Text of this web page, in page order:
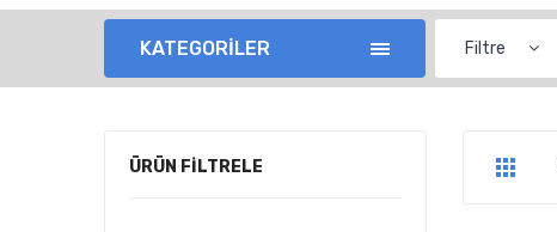
KATEGORİLER Filtre
ÜRÜN FİLTRELE